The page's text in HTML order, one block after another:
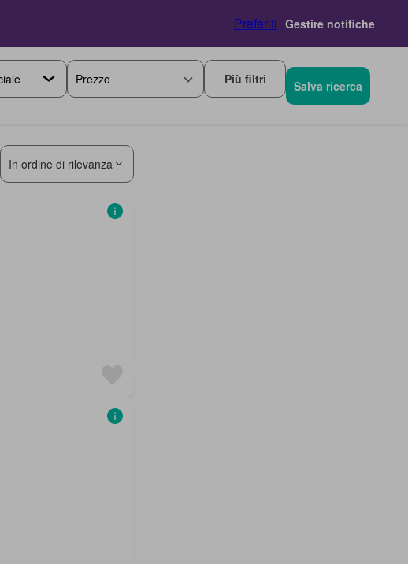
Preferiti Gestire notifiche
Prezzo Più filtri Salva ricerca
In ordine di rilevanza